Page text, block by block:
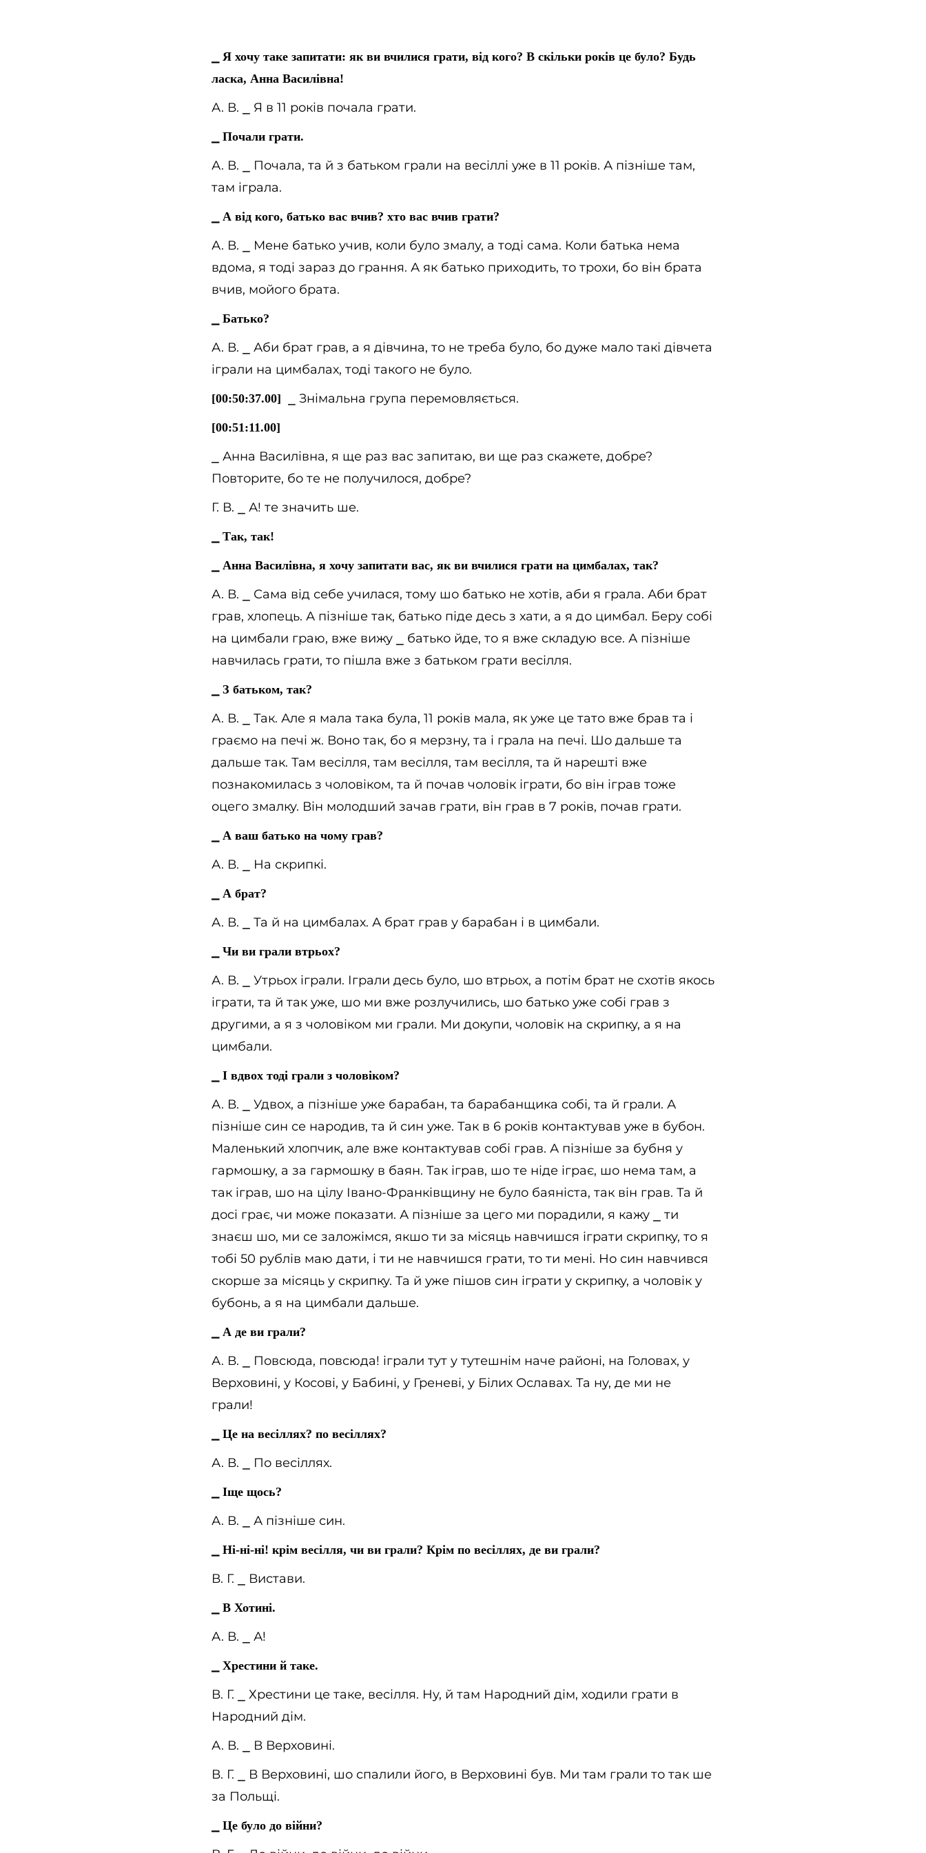
Я хочу таке запитати: як ви вчилися грати, від кого? В скільки років це було? Будь
ласка, Анна Василівна!
А. В. Я в 11 років почала грати.
Почали грати.
А. В.
Почала, та й з батьком грали на весіллі уже в 11 років. А пізніше там,
там іграла.
А від кого, батько вас вчив? хто вас вчив грати?
А. В.
Мене батько учив, коли було змалу, а тоді сама. Коли батька нема
вдома, я тоді зараз до грання. А як батько приходить, то трохи, бо він брата
вчив, мойого брата.
Батько?
А. В.
Аби брат грав, а я дівчина, то не треба було, бо дуже мало такі дівчета
іграли на цимбалах, тоді такого не було.
[00:50:37.00] Знімальна група перемовляється.
[00:51:11.00]
Анна Василівна, я ще раз вас запитаю, ви ще раз скажете, добре?
Повторите, бо те не получилося, добре?
Г. В.
А! те значить ше.
Так, так!
Анна Василівна, я хочу запитати вас, як ви вчилися грати на цимбалах, так?
А. В.
Сама від себе училася, тому шо батько не хотів, аби я грала. Аби брат
грав, хлопець. А пізніше так, батько піде десь з хати, а я до цимбал. Беру собі
на цимбали граю, вже вижу
батько йде, то я вже складую все. А пізніше
навчилась грати, то пішла вже з батьком грати весілля.
З батьком, так?
А. В.
Так. Але я мала така була, 11 років мала, як уже це тато вже брав та і
граємо на печі ж. Воно так, бо я мерзну, та і грала на печі. Шо дальше та
дальше так. Там весілля, там весілля, там весілля, та й нарешті вже
познакомилась з чоловіком, та й почав чоловік іграти, бо він іграв тоже
оцего змалку. Він молодший зачав грати, він грав в 7 років, почав грати.
А ваш батько на чому грав?
А. В. На скрипкі.
А брат?
А. В. Та й на цимбалах. А брат грав у барабан і в цимбали.
Чи ви грали втрьох?
А. В.
Утрьох іграли. Іграли десь було, шо втрьох, а потім брат не схотів якось
іграти, та й так уже, шо ми вже розлучились, шо батько уже собі грав з
другими, а я з чоловіком ми грали. Ми докупи, чоловік на скрипку, а я на
цимбали.
І вдвох тоді грали з чоловіком?
А. В.
Удвох, а пізніше уже барабан, та барабанщика собі, та й грали. А
пізніше син се народив, та й син уже. Так в 6 років контактував уже в бубон.
Маленький хлопчик, але вже контактував собі грав. А пізніше за бубня у
гармошку, а за гармошку в баян. Так іграв, шо те ніде іграє, шо нема там, а
так іграв, шо на цілу Івано-Франківщину не було баяніста, так він грав. Та й
досі грає, чи може показати. А пізніше за цего ми порадили, я кажу
ти
знаєш шо, ми се заложімся, якшо ти за місяць навчишся іграти скрипку, то я
тобі 50 рублів маю дати, і ти не навчишся грати, то ти мені. Но син навчився
скорше за місяць у скрипку. Та й уже пішов син іграти у скрипку, а чоловік у
бубонь, а я на цимбали дальше.
А де ви грали?
А. В.
Повсюда, повсюда! іграли тут у тутешнім наче районі, на Головах, у
Верховині, у Косові, у Бабині, у Греневі, у Білих Ославах. Та ну, де ми не
грали!
Це на весіллях? по весіллях?
А. В. По весіллях.
Іще щось?
А. В. А пізніше син.
Ні-ні-ні! крім весілля, чи ви грали? Крім по весіллях, де ви грали?
В. Г. Вистави.
В Хотині.
А. В. А!
Хрестини й таке.
В. Г.
Хрестини це таке, весілля. Ну, й там Народний дім, ходили грати в
Народний дім.
А. В.
В Верховині.
В. Г.
В Верховині, шо спалили його, в Верховині був. Ми там грали то так ше
за Польщі.
Це було до війни?